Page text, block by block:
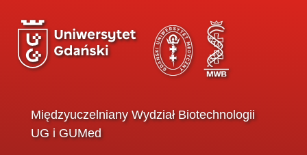
Międzyuczelniany Wydział Biotechnologii
UG i GUMed